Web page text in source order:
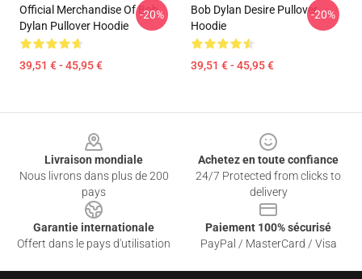
Official Merchandise Of Bob
Dylan Pullover Hoodie
39,51 € - 45,95 €
-20%
Bob Dylan Desire Pullover
Hoodie
39,51 € - 45,95 €
-20%
Livraison mondiale
Nous livrons dans plus de 200
pays
Achetez en toute confiance
24/7 Protected from clicks to
delivery
Garantie internationale
Offert dans le pays d'utilisation
Paiement 100% sécurisé
PayPal / MasterCard / Visa